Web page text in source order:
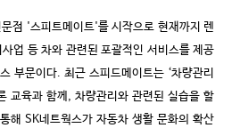
점 '스피트메이트'를 시작으로 현재까지 렌
사업 등 차와 관련된 포괄적인 서비스를 제공
부문이다. 최근 스피드메이트는 ‘차량관리
교육과 함께 , 차량관리와 관련된 실습을 할
해 SK네트웍스가 자동차 생활 문화의 확산